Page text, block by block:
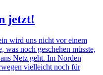
jetzt!
wird uns nicht vor einem
was noch geschehen müsste,
Netz geht. Im Norden
vielleicht noch für